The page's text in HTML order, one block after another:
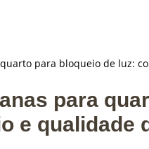
para bloqueio de luz:
para
e qualidade